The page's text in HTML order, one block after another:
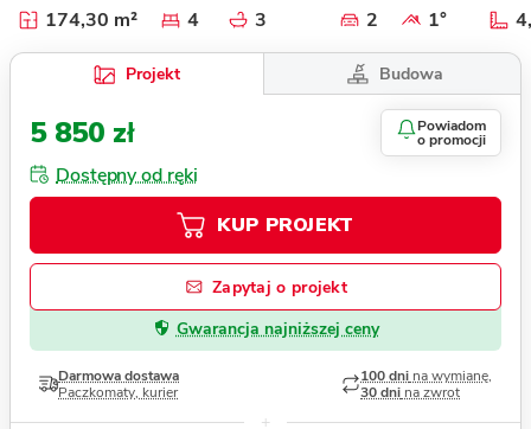
174,30 m² 4 3 2 1°
Projekt Budowa
5 850 zł Powiadom
o promocji
Dostępny od ręki
KUP PROJEKT
Zapytaj o projekt
Gwarancja najniższej ceny
Darmowa dostawa
Paczkomaty, kurier
100 dni na wymianę,
30 dni na zwrot